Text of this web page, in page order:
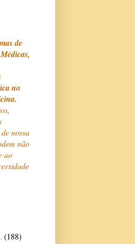
de
no
nossa
não
ao
(188)